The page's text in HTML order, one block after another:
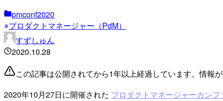
pmconf2020
プロダクトマネージャー（PdM）
すずしゅん
2020.10.28
この記事は公開されてから1年以上経過しています。情報
2020年10月27日に開催された プロダクトマネージャーカン